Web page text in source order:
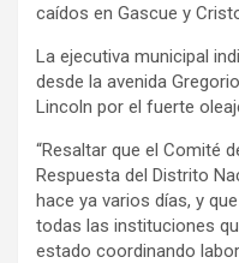
caídos en Gascue y
La ejecutiva municipal
desde la avenida
Lincoln por el fuerte
“Resaltar que el Comité
Respuesta del Distrito
hace ya varios días, y
todas las instituciones
estado coordinando